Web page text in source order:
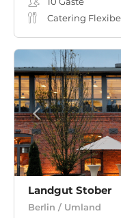
Catering
Landgut Stober
Berlin / Umland